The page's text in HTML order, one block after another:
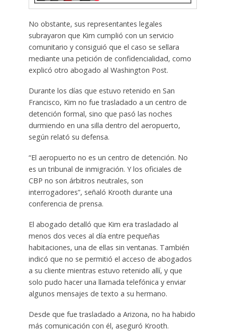
No obstante, sus representantes legales
subrayaron que Kim cumplió con un servicio
comunitario y consiguió que el caso se sellara
mediante una petición de confidencialidad, como
explicó otro abogado al Washington Post.
Durante los días que estuvo retenido en San
Francisco, Kim no fue trasladado a un centro de
detención formal, sino que pasó las noches
durmiendo en una silla dentro del aeropuerto,
según relató su defensa.
“El aeropuerto no es un centro de detención. No
es un tribunal de inmigración. Y los oficiales de
CBP no son árbitros neutrales, son
interrogadores”, señaló Krooth durante una
conferencia de prensa.
El abogado detalló que Kim era trasladado al
menos dos veces al día entre pequeñas
habitaciones, una de ellas sin ventanas. También
indicó que no se permitió el acceso de abogados
a su cliente mientras estuvo retenido allí, y que
solo pudo hacer una llamada telefónica y enviar
algunos mensajes de texto a su hermano.
Desde que fue trasladado a Arizona, no ha habido
más comunicación con él, aseguró Krooth.